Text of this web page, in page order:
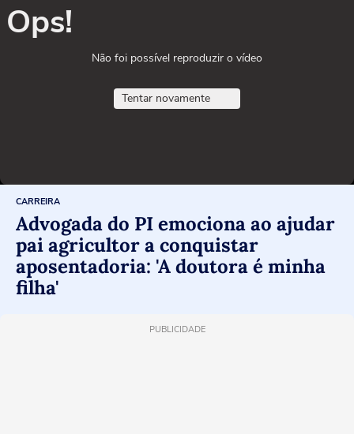
Ops!
Não foi possível reproduzir o vídeo
Tentar novamente
CARREIRA
Advogada do PI emociona ao ajudar
pai agricultor a conquistar
aposentadoria: 'A doutora é minha
filha'
PUBLICIDADE